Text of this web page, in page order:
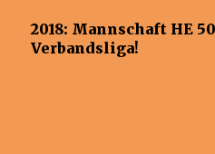
2018: Mannschaft HE
Verbandsliga!